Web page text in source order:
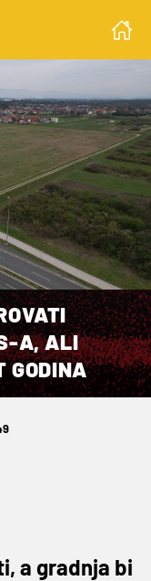
A, ALI
GODINA
a gradnja bi